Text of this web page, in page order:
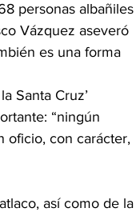
personas albañiles
Vázquez aseveró
es una forma
Santa Cruz’
“ningún
oficio, con carácter,
así como de la